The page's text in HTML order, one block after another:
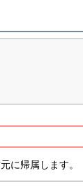
に帰属します。